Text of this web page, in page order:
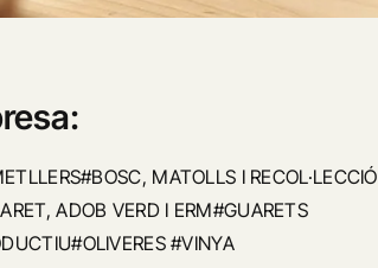
MATOLLS I RECOL·LECCIÓ
ADOB VERD I ERM#GUARETS
#VINYA